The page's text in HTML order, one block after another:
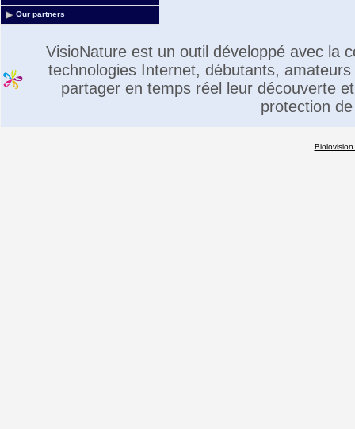
Our partners
VisioNature est un outil développé avec la
technologies Internet, débutants,
partager en temps réel leur découverte
protection
Biolovision